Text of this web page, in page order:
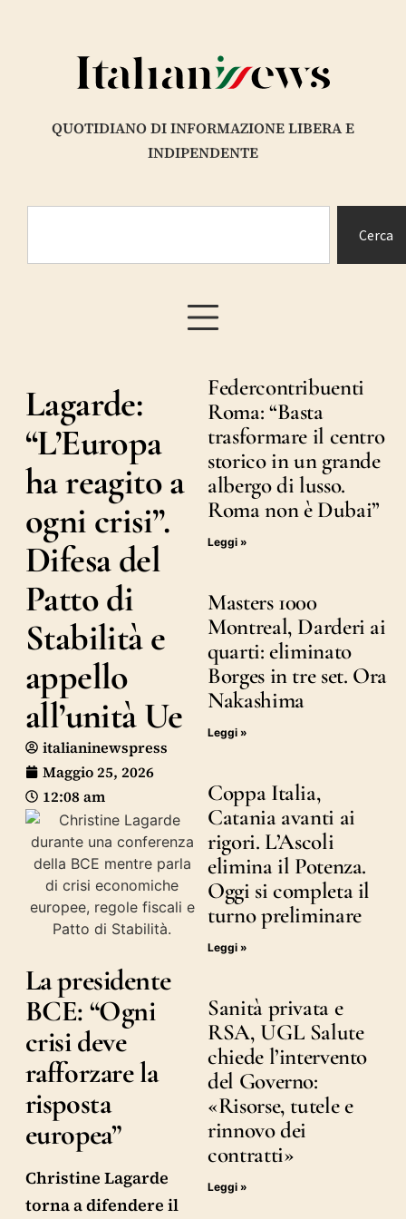
QUOTIDIANO DI INFORMAZIONE LIBERA E
INDIPENDENTE
Cerca
Lagarde:
“L’Europa
ha reagito a
ogni crisi”.
Difesa del
Patto di
Stabilità e
appello
all’unità Ue
italianinewspress
Maggio 25, 2026
12:08 am
La presidente
BCE: “Ogni
crisi deve
rafforzare la
risposta
europea”
Christine Lagarde
torna a difendere il
Federcontribuenti
Roma: “Basta
trasformare il centro
storico in un grande
albergo di lusso.
Roma non è Dubai”
Leggi »
Masters 1000
Montreal, Darderi ai
quarti: eliminato
Borges in tre set. Ora
Nakashima
Leggi »
Coppa Italia,
Catania avanti ai
rigori. L’Ascoli
elimina il Potenza.
Oggi si completa il
turno preliminare
Leggi »
Sanità privata e
RSA, UGL Salute
chiede l’intervento
del Governo:
«Risorse, tutele e
rinnovo dei
contratti»
Leggi »